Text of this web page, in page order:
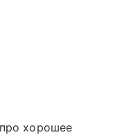
хорошее